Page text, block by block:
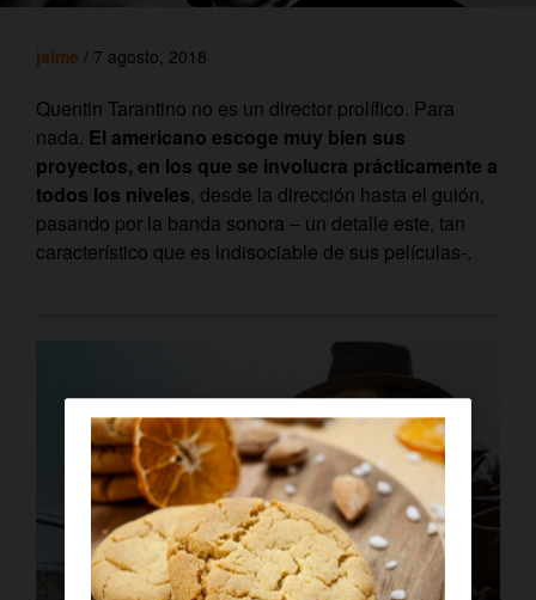
jaime / 7 agosto, 2018
Quentin Tarantino no es un director prolífico. Para
nada. El americano escoge muy bien sus
proyectos, en los que se involucra prácticamente a
todos los niveles, desde la dirección hasta el guión,
pasando por la banda sonora – un detalle este, tan
característico que es indisociable de sus películas-.